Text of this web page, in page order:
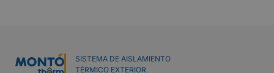
SISTEMA DE AISLAMIENTO
TÉRMICO EXTERIOR